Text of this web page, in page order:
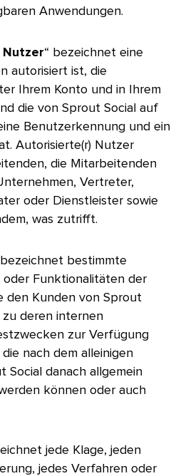
Anwendungen.​​
“ bezeichnet eine
autorisiert ist, die
Ihrem Konto und in Ihrem
die von Sprout Social auf
Benutzerkennung und ein
Autorisierte(r) Nutzer
die Mitarbeitenden
Vertreter,
oder Dienstleister sowie
was zutrifft.​​
bezeichnet bestimmte
oder Funktionalitäten der
den Kunden von Sprout
zu deren internen
zur Verfügung
nach dem alleinigen
Social danach allgemein
können oder auch
jede Klage, jeden
jedes Verfahren oder